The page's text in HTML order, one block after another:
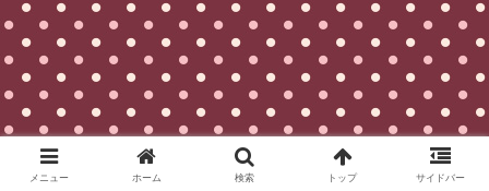
メニュー ホーム 検索 トップ サイドバー